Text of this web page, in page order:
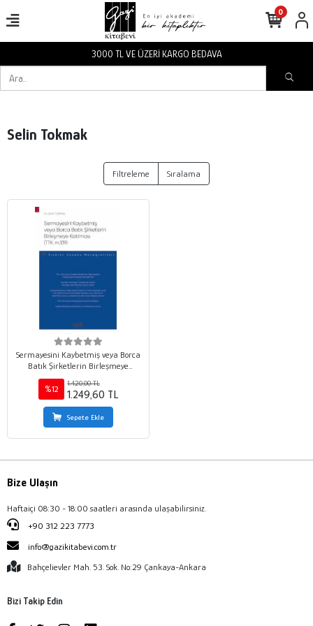
3000 TL VE ÜZERİ KARGO BEDAVA
0
Selin Tokmak
Filtreleme Sıralama
Sermayesini Kaybetmiş veya Borca
Batık Şirketlerin Birleşmeye
Katılması &#40;TTK. m.139&#41; –
Ticaret Hukuku Monografileri –
%12
1.420,00 TL
1.249,60 TL
Sepete Ekle
Bize Ulaşın
Haftaiçi 08:30 - 18:00 saatleri arasında ulaşabilirsiniz.
+90 312 223 7773
info@gazikitabevi.com.tr
Bahçelievler Mah. 53. Sok. No:29 Çankaya-Ankara
Bizi Takip Edin